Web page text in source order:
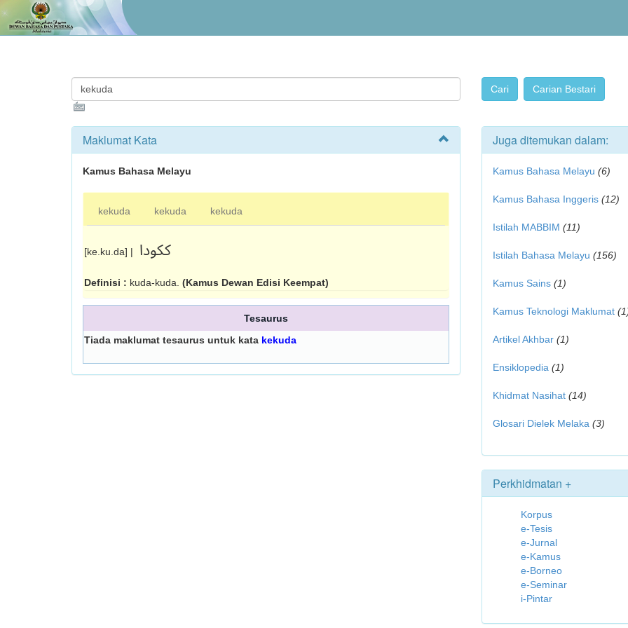
Maklumat Kata
Kamus Bahasa Melayu
kekuda kekuda kekuda
[ke.ku.da] | ککودا
Definisi : kuda-kuda. (Kamus Dewan Edisi Keempat)
Tesaurus
Tiada maklumat tesaurus untuk kata kekuda
Juga ditemukan dalam:
Kamus Bahasa Melayu (6)
Kamus Bahasa Inggeris (12)
Istilah MABBIM (11)
Istilah Bahasa Melayu (156)
Kamus Sains (1)
Kamus Teknologi Maklumat
Artikel Akhbar (1)
Ensiklopedia (1)
Khidmat Nasihat (14)
Glosari Dielek Melaka (3)
Perkhidmatan +
Korpus
e-Tesis
e-Jurnal
e-Kamus
e-Borneo
e-Seminar
i-Pintar